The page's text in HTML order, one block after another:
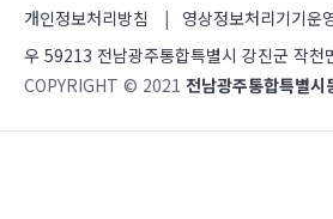
개인정보처리방침 영상정보처리기기운
우 59213 전남광주통합특별시 강진군 작천
COPYRIGHT © 2021 전남광주통합특별시